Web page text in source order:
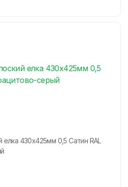
елка 430х425мм 0,5 Сатин RAL